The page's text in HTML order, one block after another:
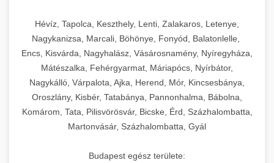
Hévíz, Tapolca, Keszthely, Lenti, Zalakaros, Letenye,
Nagykanizsa, Marcali, Böhönye, Fonyód, Balatonlelle,
Encs, Kisvárda, Nagyhalász, Vásárosnamény, Nyíregyháza,
Mátészalka, Fehérgyarmat, Máriapócs, Nyírbátor,
Nagykálló, Várpalota, Ajka, Herend, Mór, Kincsesbánya,
Oroszlány, Kisbér, Tatabánya, Pannonhalma, Bábolna,
Komárom, Tata, Pilisvörösvár, Bicske, Érd, Százhalombatta,
Martonvásár, Százhalombatta, Gyál
Budapest egész területe: